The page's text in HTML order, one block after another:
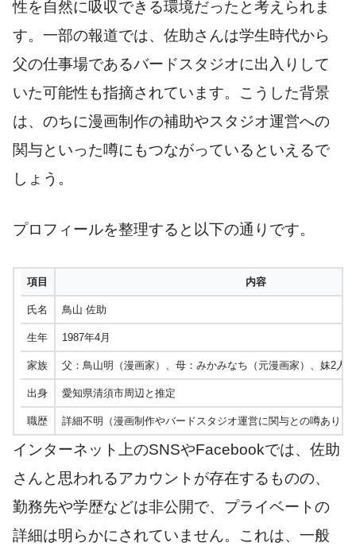
性を自然に吸収できる環境だったと考えられま
す。一部の報道では、佐助さんは学生時代から
父の仕事場であるバードスタジオに出入りして
いた可能性も指摘されています。こうした背景
は、のちに漫画制作の補助やスタジオ運営への
関与といった噂にもつながっているといえるで
しょう。
プロフィールを整理すると以下の通りです。
項目 内容
氏名 鳥山 佐助
生年 1987年4月
家族 父：鳥山明（漫画家）、母：みかみなち（元漫画家）、妹2人
出身 愛知県清須市周辺と推定
職歴 詳細不明（漫画制作やバードスタジオ運営に関与との噂あり）
インターネット上のSNSやFacebookでは、佐助
さんと思われるアカウントが存在するものの、
勤務先や学歴などは非公開で、プライベートの
詳細は明らかにされていません。これは、一般